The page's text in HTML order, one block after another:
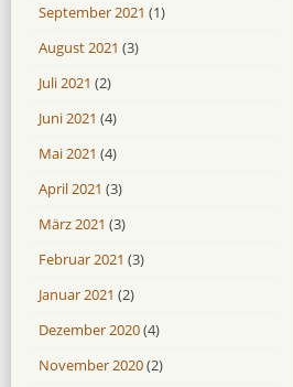
September 2021 (1)
August 2021 (3)
Juli 2021 (2)
Juni 2021 (4)
Mai 2021 (4)
April 2021 (3)
März 2021 (3)
Februar 2021 (3)
Januar 2021 (2)
Dezember 2020(4)
November 2020(2)